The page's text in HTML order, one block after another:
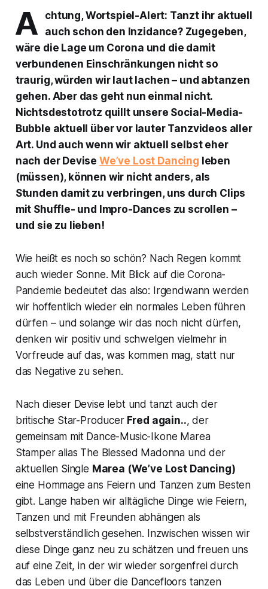
A
chtung, Wortspiel-Alert: Tanzt ihr aktuell
auch schon den Inzidance? Zugegeben,
wäre die Lage um Corona und die damit
verbundenen Einschränkungen nicht so
traurig, würden wir laut lachen – und abtanzen
gehen. Aber das geht nun einmal nicht.
Nichtsdestotrotz quillt unsere Social-Media-
Bubble aktuell über vor lauter Tanzvideos aller
Art. Und auch wenn wir aktuell selbst eher
nach der Devise We’ve Lost Dancing leben
(müssen), können wir nicht anders, als
Stunden damit zu verbringen, uns durch Clips
mit Shuffle- und Impro-Dances zu scrollen –
und sie zu lieben!
Wie heißt es noch so schön? Nach Regen kommt
auch wieder Sonne. Mit Blick auf die Corona-
Pandemie bedeutet das also: Irgendwann werden
wir hoffentlich wieder ein normales Leben führen
dürfen – und solange wir das noch nicht dürfen,
denken wir positiv und schwelgen vielmehr in
Vorfreude auf das, was kommen mag, statt nur
das Negative zu sehen.
Nach dieser Devise lebt und tanzt auch der
britische Star-ProducerFred again.., der
gemeinsam mit Dance-Music-Ikone Marea
Stamper alias The Blessed Madonna und der
aktuellen Single Marea (We’ve Lost Dancing)
eine Hommage ans Feiern und Tanzen zum Besten
gibt. Lange haben wir alltägliche Dinge wie Feiern,
Tanzen und mit Freunden abhängen als
selbstverständlich gesehen. Inzwischen wissen wir
diese Dinge ganz neu zu schätzen und freuen uns
auf eine Zeit, in der wir wieder sorgenfrei durch
das Leben und über die Dancefloors tanzen